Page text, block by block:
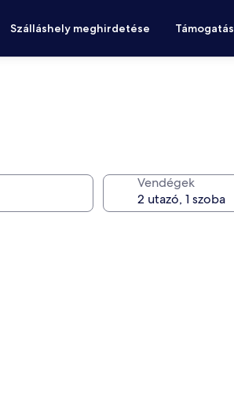
Szálláshely meghirdetése Támogatás
Vendégek